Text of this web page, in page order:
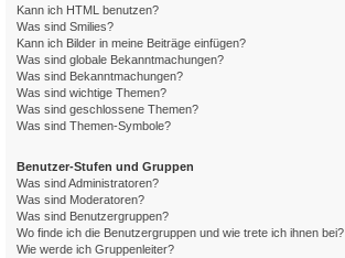
Kann ich HTML benutzen?
Was sind Smilies?
Kann ich Bilder in meine Beiträge einfügen?
Was sind globale Bekanntmachungen?
Was sind Bekanntmachungen?
Was sind wichtige Themen?
Was sind geschlossene Themen?
Was sind Themen-Symbole?
Benutzer-Stufen und Gruppen
Was sind Administratoren?
Was sind Moderatoren?
Was sind Benutzergruppen?
Wo finde ich die Benutzergruppen und wie trete ich ihnen bei?
Wie werde ich Gruppenleiter?